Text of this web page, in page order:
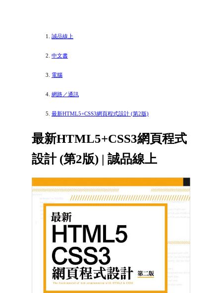
誠品線上
中文書
電腦
網路／通訊
最新HTML5+CSS3網頁程式設計 (第2版)
最新HTML5+CSS3網頁程式
設計 (第2版) | 誠品線上